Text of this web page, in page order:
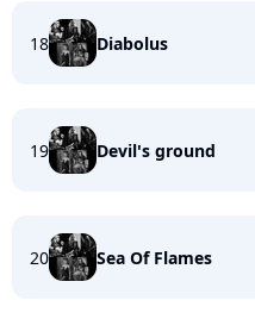
18 Diabolus
19 Devil's ground
20 Sea Of Flames